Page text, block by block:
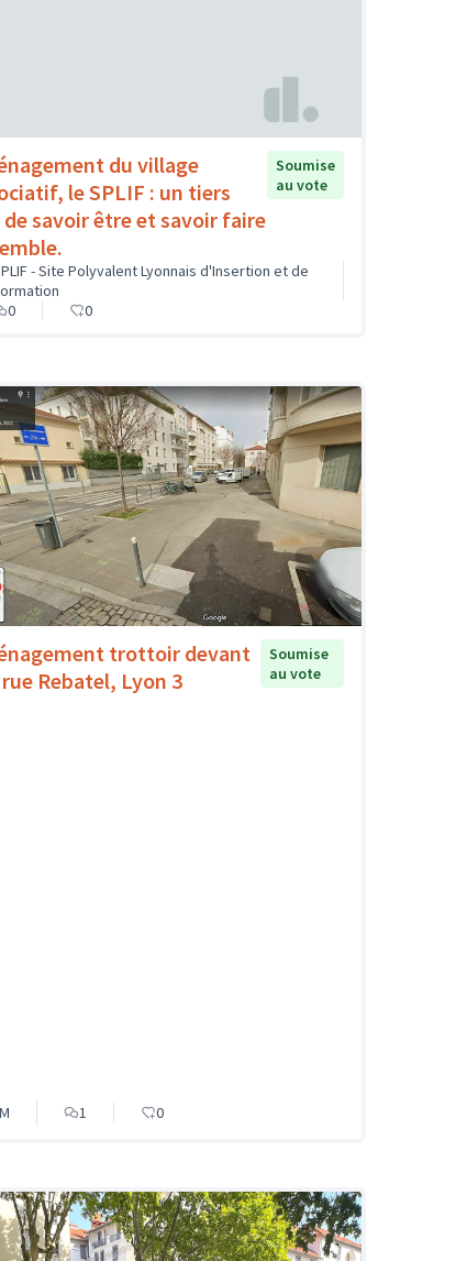
du village
le SPLIF : un tiers
de savoir être et savoir faire
Soumise
au vote
- Site Polyvalent Lyonnais d'Insertion et de
0
0
trottoir devant
rue Rebatel, Lyon 3
Soumise
au vote
1 0